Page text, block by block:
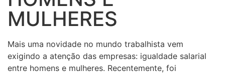
MULHERES
Mais uma novidade no mundo trabalhista vem
exigindo a atenção das empresas: igualdade salarial
entre homens e mulheres. Recentemente, foi